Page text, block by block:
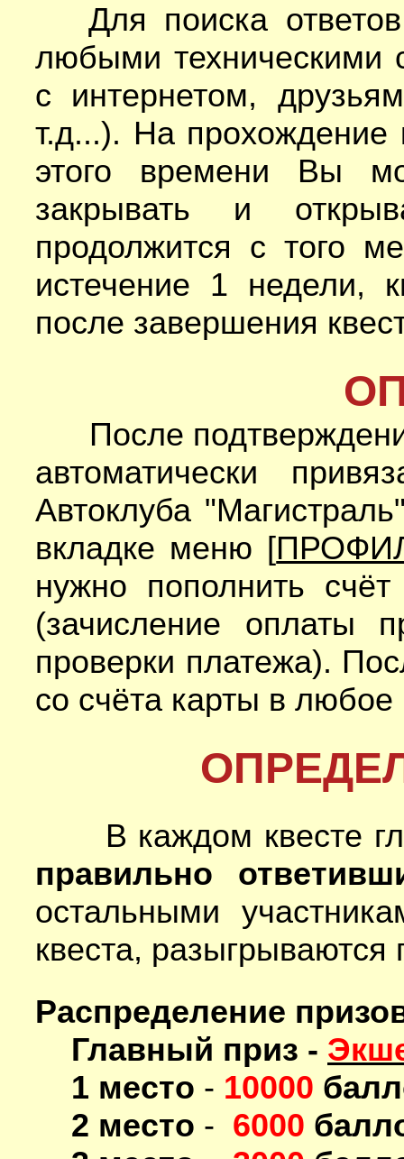
Для поиска
любыми техническими
с интернетом,
т.д...). На прохождение
этого времени Вы
закрывать и
продолжится с того
истечение 1 недели,
после завершения
После
автоматически
Автоклуба
вкладке меню [
нужно пополнить
(зачисление оплаты
проверки платежа).
со счёта карты в
В каждом квесте
правильно
остальными
квеста,
Распределение
Главный приз -
1 место - 10000
2 место - 6000